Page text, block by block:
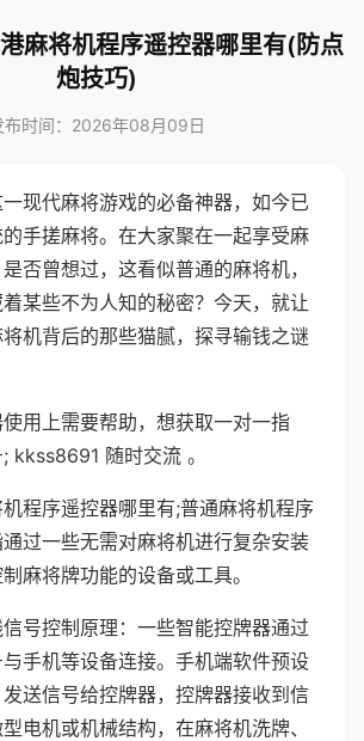
麻将机程序遥控器哪里有(防点
炮技巧)
布时间：2026年08月09日
现代麻将游戏的必备神器，如今已
手搓麻将。在大家聚在一起享受麻
否曾想过，这看似普通的麻将机，
某些不为人知的秘密？今天，就让
机背后的那些猫腻，探寻输钱之谜
用上需要帮助，想获取一对一指
kkss8691 随时交流 。
程序遥控器哪里有;普通麻将机程序
过一些无需对麻将机进行复杂安装
麻将牌功能的设备或工具。
号控制原理：一些智能控牌器通过
手机等设备连接。手机端软件预设
送信号给控牌器，控牌器接收到信
电机或机械结构，在麻将机洗牌、